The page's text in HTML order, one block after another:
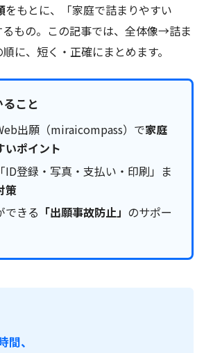
をもとに、「家庭で詰まりやすい
もの。この記事では、全体像→詰ま
に、短く・正確にまとめます。
こと
出願（miraicompass）で家庭
いポイント
ID登録・写真・支払い・印刷」ま
策
できる 「出願事故防止」 のサポー
、